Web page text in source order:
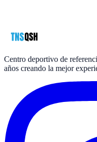
Centro deportivo de
años creando la mejor